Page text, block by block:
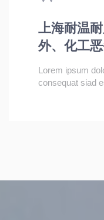
上海耐温
外、化工
Lorem ipsum
consequat siad